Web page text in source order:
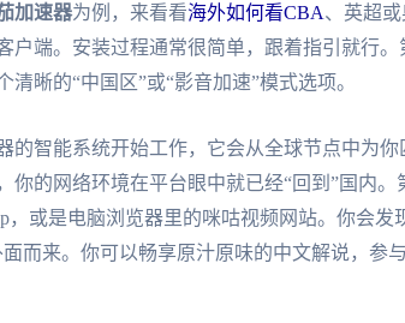
加速器为例，来看看海外如何看CBA、英超
户端。安装过程通常很简单，跟着指引就行
晰的“中国区”或“影音加速”模式选项。
的智能系统开始工作，它会从全球节点中为
你的网络环境在平台眼中就已经“回到”国内。
或是电脑浏览器里的咪咕视频网站。你会发
而来。你可以畅享原汁原味的中文解说，参